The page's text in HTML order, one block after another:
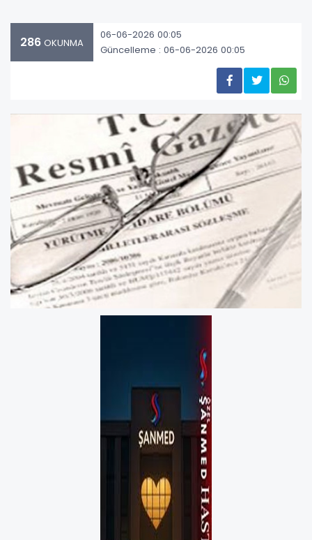
286 OKUNMA
06-06-2026 00:05
Güncelleme : 06-06-2026 00:05